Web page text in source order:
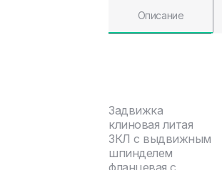
Описание
Задвижка
клиновая литая
ЗКЛ с выдвижным
шпинделем
фланцевая с